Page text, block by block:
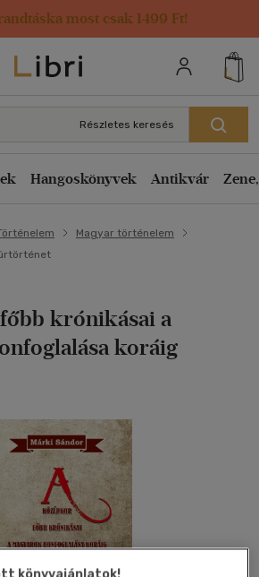
most csak 1499 Ft!
Kártya adatai
Részletes keresés
Hangoskönyvek Antikvár
Magyar történelem
krónikásai a
koráig
könyvajánlatok!